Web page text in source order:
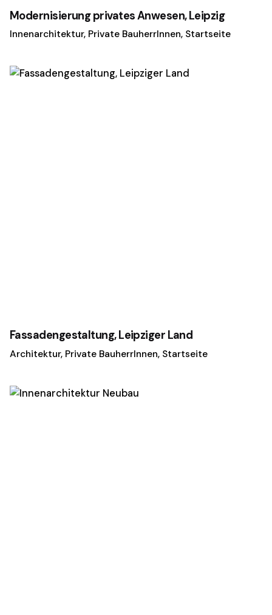
Modernisierung privates Anwesen, Leipzig
Innenarchitektur Private BauherrInnen Startseite
Fassadengestaltung, Leipziger Land
Architektur Private BauherrInnen Startseite